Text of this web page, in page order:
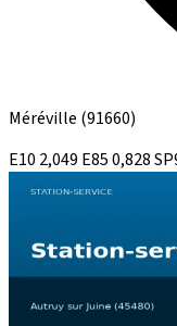
Méréville (91660)
E10 2,049 E850,828